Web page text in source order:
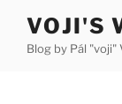
content
VOJI'S
Blog by Pál "voji"